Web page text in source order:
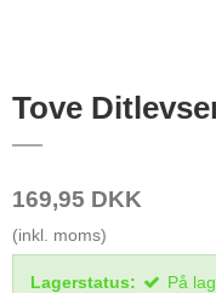
6 måneder
Tove
169,95 DKK
(inkl. moms)
Lagerstatus: På